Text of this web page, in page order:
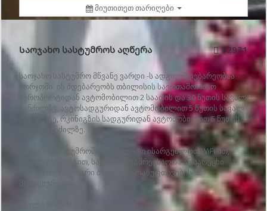
მიუთითეთ თარიღები
Საოჯახო სასტუმროს აღწერა 12931
საოჯახო სასტუმრო მწვანე ვარდი -ს ადგილმდებარეობაა
ბორჯომი. ის მდებარეობს თბილისის საერთაშორისო
აეროპორტიდან ავტომობილით 2 საათის და 30 წუთის სავალ
მანძილზე, ავტოსადგურიდან ავტომობილით 5 წუთის სავალ
მანძილზე, რკინიგზის სადგურიდან ავტომობილით 5 წუთის
სავალ მანძილზე.
საოჯახო სასტუმროში შეგიძლიათ ისარგებლოთ WiFi-ით,
უფასო პარკინგით, საკუთარი სამრეცხაოთი ან სარეცხი
მანქანით, საკუთარი ბაღით და დასუფთავების
მომსახურებით.
ყველა ნომერს აქვს :